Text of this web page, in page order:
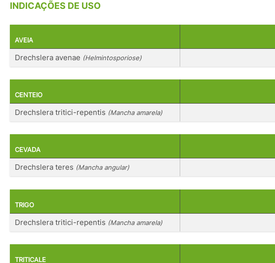
INDICAÇÕES DE USO
AVEIA
Drechslera avenae (Helmintosporiose)
CENTEIO
Drechslera tritici-repentis (Mancha amarela)
CEVADA
Drechslera teres (Mancha angular)
TRIGO
Drechslera tritici-repentis (Mancha amarela)
TRITICALE